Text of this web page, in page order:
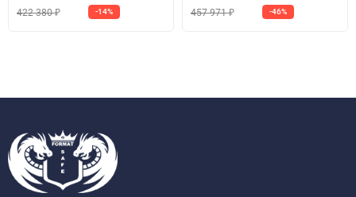
422 380₽ -14% 457 971₽ -46%